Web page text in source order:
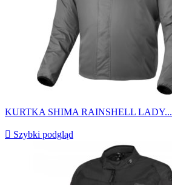
KURTKA SHIMA RAINSHELL LADY...
 Szybki podgląd